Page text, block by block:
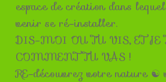
espace de création dans
venir se ré-installer.
DIS-MOI OU TU VIS, ET JE
COMMENT TU VAS !
RE-découvrez votre nature ☯